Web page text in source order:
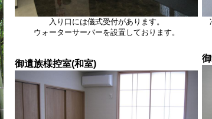
入り口には儀式受付があります。
ウォーターサーバーを設置しております。
御遺族様控室(和室)